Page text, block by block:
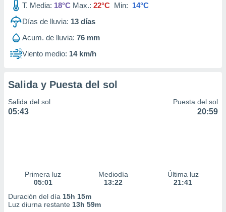
1199T. Media: 18°C Max.: 22°C Min: 14°C
Días de lluvia: 13 días
Acum. de lluvia: 76 mm
Viento medio: 14 km/h
Salida y Puesta del sol
Salida del sol
05:43
Puesta del sol
20:59
Primera luz
05:01
Mediodía
13:22
Última luz
21:41
Duración del día 15h 15m
Luz diurna restante 13h 59m